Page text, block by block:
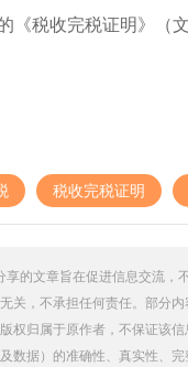
《税收完税证明》（
税收完税证明
享的文章旨在促进信息交流，
关，不承担任何责任。部分
权归属于原作者，不保证该
数据）的准确性、真实性、